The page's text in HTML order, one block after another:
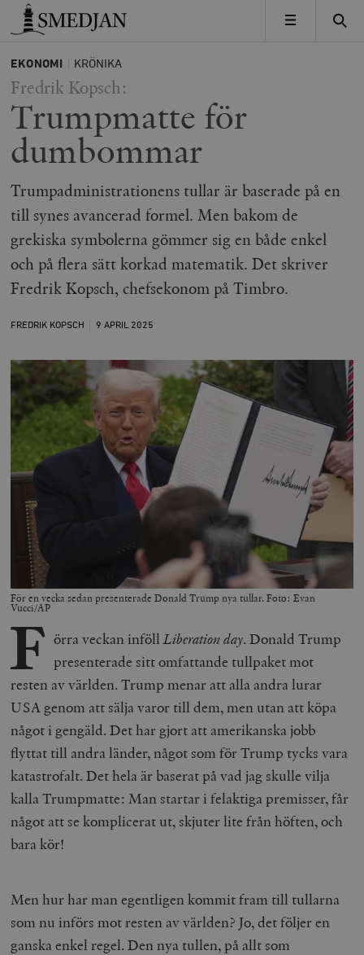
Timbro
MENY
EKONOMI KRÖNIKA
Fredrik Kopsch:
Trumpmatte för
dumbommar
Trumpadministrationens tullar är baserade på en
till synes avancerad formel. Men bakom de
grekiska symbolerna gömmer sig en både enkel
och på flera sätt korkad matematik. Det skriver
Fredrik Kopsch, chefsekonom på Timbro.
FREDRIK KOPSCH 9 APRIL 2025
För en vecka sedan presenterade Donald Trump nya tullar. Foto: Evan
Vucci/AP
F örra veckan inföllLiberation day. Donald Trump
presenterade sitt omfattande tullpaket mot
resten av världen. Trump menar att alla andra lurar
USA genom att sälja varor till dem, men utan att köpa
något i gengäld. Det har gjort att amerikanska jobb
flyttat till andra länder, något som för Trump tycks vara
katastrofalt. Det hela är baserat på vad jag skulle vilja
kalla Trumpmatte: Man startar i felaktiga premisser, får
något att se komplicerat ut, skjuter lite från höften, och
bara kör!
Men hur har man egentligen kommit fram till tullarna
som nu införs mot resten av världen? Jo, det följer en
ganska enkel regel. Den nya tullen, på allt som